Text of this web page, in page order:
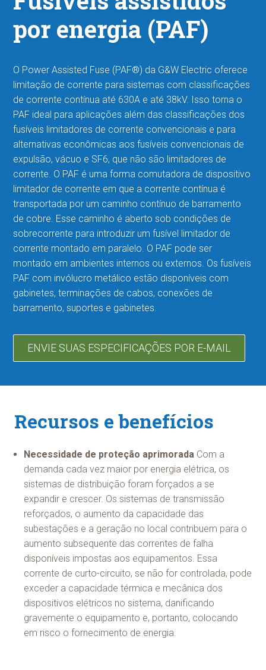
por energia (PAF)
O Power Assisted Fuse (PAF®) da G&W Electric oferece
limitação de corrente para sistemas com classificações
de corrente contínua até 630A e até 38kV. Isso torna o
PAF ideal para aplicações além das classificações dos
fusíveis limitadores de corrente convencionais e para
alternativas econômicas aos fusíveis convencionais de
expulsão, vácuo e SF6, que não são limitadores de
corrente. O PAF é uma forma comutadora de dispositivo
limitador de corrente em que a corrente contínua é
transportada por um caminho contínuo de barramento
de cobre. Esse caminho é aberto sob condições de
sobrecorrente para introduzir um fusível limitador de
corrente montado em paralelo. O PAF pode ser
montado em ambientes internos ou externos. Os fusíveis
PAF com invólucro metálico estão disponíveis com
gabinetes, terminações de cabos, conexões de
barramento, suportes e gabinetes.
ENVIE SUAS ESPECIFICAÇÕES POR E-MAIL
Recursos e benefícios
Necessidade de proteção aprimorada Com a
demanda cada vez maior por energia elétrica, os
sistemas de distribuição foram forçados a se
expandir e crescer. Os sistemas de transmissão
reforçados, o aumento da capacidade das
subestações e a geração no local contribuem para o
aumento subsequente das correntes de falha
disponíveis impostas aos equipamentos. Essa
corrente de curto-circuito, se não for controlada, pode
exceder a capacidade térmica e mecânica dos
dispositivos elétricos no sistema, danificando
gravemente o equipamento e, portanto, colocando
em risco o fornecimento de energia.